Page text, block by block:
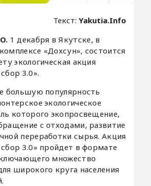
Текст:Yakutia.Info
1 декабря в Якутске, в
«Дохсун», состоится
экологическая акция
3.0».
большую популярность
экологическое
которого экопросвещение,
с отходами, развитие
переработки сырья. Акция
3.0» пройдет в формате
множество
широкого круга населения